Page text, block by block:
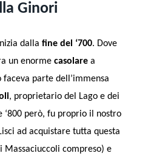
Ginori
dalla fine del ‘700. Dove
un enormecasolarea
parte dell’immensa
, proprietario del Lago e dei
però, fu proprio il nostro
ad acquistare tutta questa
Massaciuccoli compreso) e